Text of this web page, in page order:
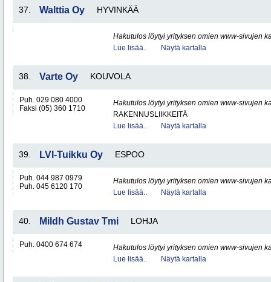
37. Walttia Oy HYVINKÄÄ
Hakutulos löytyi yrityksen omien www-sivujen
Lue lisää..
Näytä kartalla
38. Varte Oy KOUVOLA
Puh. 029 080 4000
Faksi (05) 360 1710
Hakutulos löytyi yrityksen omien www-sivujen
RAKENNUSLIIKKEITÄ
Lue lisää..
Näytä kartalla
39. LVI-Tuikku Oy ESPOO
Puh. 044 987 0979
Puh. 045 6120 170
Hakutulos löytyi yrityksen omien www-sivujen
Lue lisää..
Näytä kartalla
40. Mildh Gustav Tmi LOHJA
Puh. 0400 674 674
Hakutulos löytyi yrityksen omien www-sivujen
Lue lisää..
Näytä kartalla